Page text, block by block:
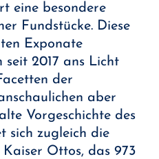
eine besondere
Fundstücke. Diese
Exponate
seit 2017 ans Licht
der
aber
Vorgeschichte des
sich zugleich die
Ottos, das 973